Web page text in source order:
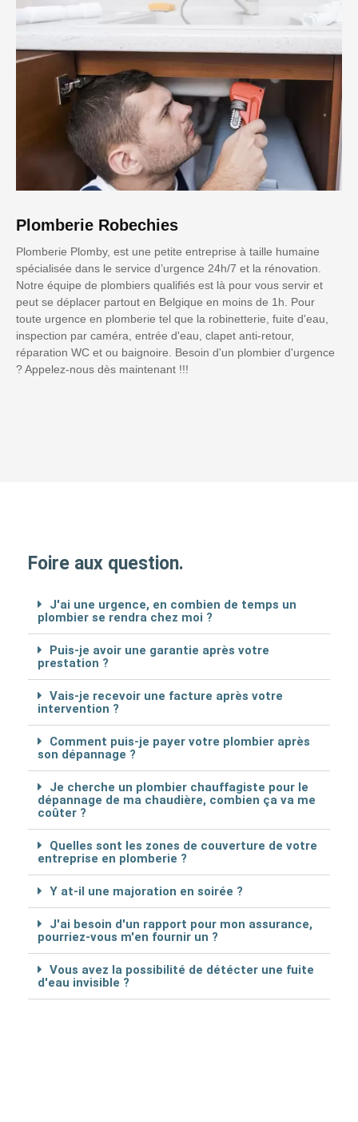
Plomberie Robechies
Plomberie Plomby, est une petite entreprise à taille humaine
spécialisée dans le service d’urgence 24h/7 et la rénovation.
Notre équipe de plombiers qualifiés est là pour vous servir et
peut se déplacer partout en Belgique en moins de 1h. Pour
toute urgence en plomberie tel que la robinetterie, fuite d'eau,
inspection par caméra, entrée d'eau, clapet anti-retour,
réparation WC et ou baignoire. Besoin d'un plombier d'urgence
? Appelez-nous dès maintenant !!!
Foire aux question.
J'ai une urgence, en combien de temps un
plombier se rendra chez moi ?
Puis-je avoir une garantie après votre
prestation ?
Vais-je recevoir une facture après votre
intervention ?
Comment puis-je payer votre plombier après
son dépannage ?
Je cherche un plombier chauffagiste pour le
dépannage de ma chaudière, combien ça va me
coûter ?
Quelles sont les zones de couverture de votre
entreprise en plomberie ?
Y at-il une majoration en soirée ?
J'ai besoin d'un rapport pour mon assurance,
pourriez-vous m'en fournir un ?
Vous avez la possibilité de détécter une fuite
d'eau invisible ?